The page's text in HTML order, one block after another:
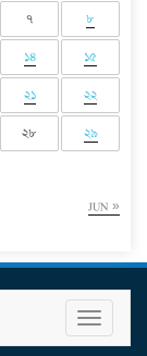
JUN »
৭ ৮
১৪ ১৫
২১ ২২
২৮ ২৯
T
o
g
g
l